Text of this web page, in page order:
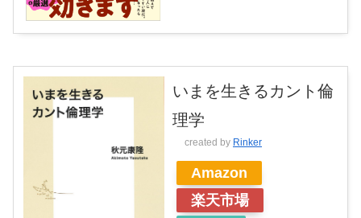
いまを生きるカント倫
理学
created by Rinker
Amazon
楽天市場